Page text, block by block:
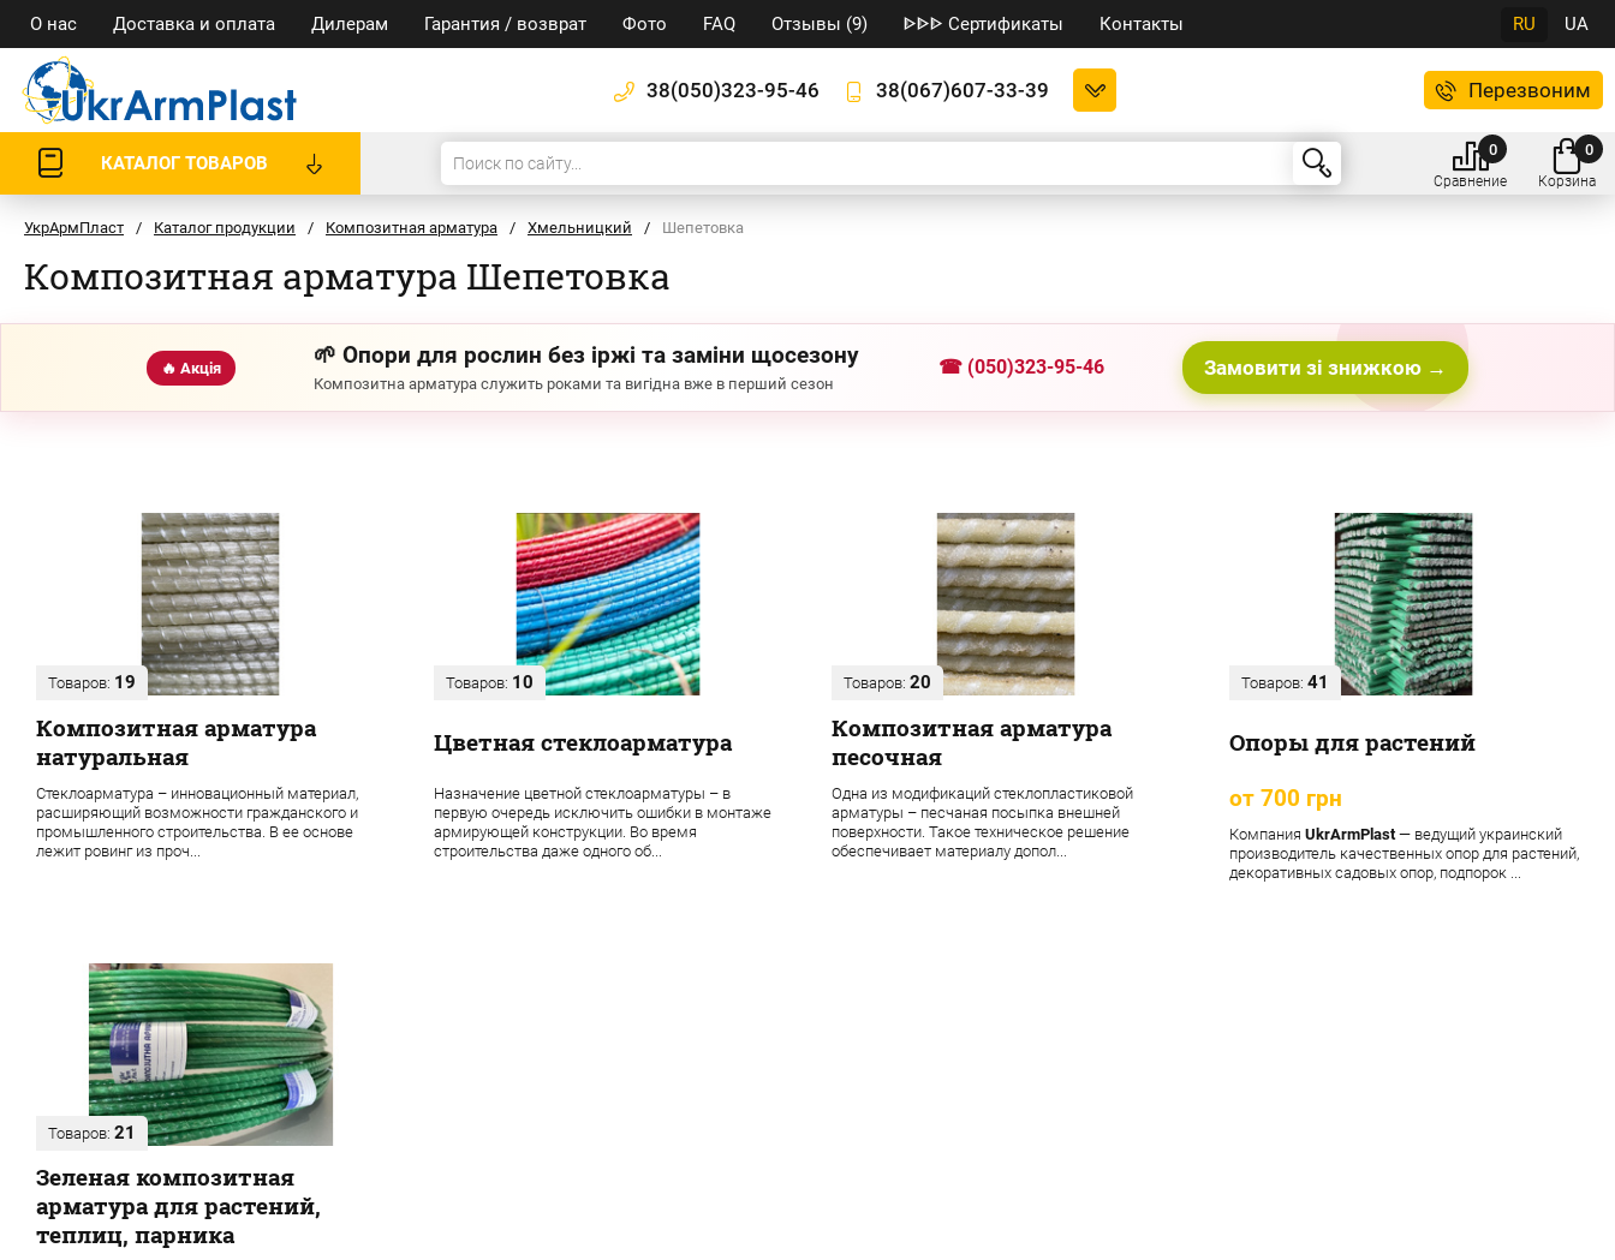
О нас Доставка и оплата Дилерам Гарантия / возврат Фото FAQ Отзывы (9) ᐈᐈᐈ Сертификаты Контакты RU UA
38(050)323-95-46 38(067)607-33-39 Перезвоним
КАТАЛОГ ТОВАРОВ
Сравнение
0
Корзина
0
УкрАрмПласт / Каталог продукции / Композитная арматура / Хмельницкий / Шепетовка
Композитная арматура Шепетовка
🔥 Акція 🌱 Опори для рослин без іржі та заміни щосезону
Композитна арматура служить роками та вигідна вже в перший сезон
☎ (050)323-95-46 Замовити зі знижкою →
Товаров: 19
Композитная арматура
натуральная
Стеклоарматура – инновационный материал,
расширяющий возможности гражданского и
промышленного строительства. В ее основе
лежит ровинг из проч...
Товаров: 10
Цветная стеклоарматура
Назначение цветной стеклоарматуры – в
первую очередь исключить ошибки в монтаже
армирующей конструкции. Во время
строительства даже одного об...
Товаров: 20
Композитная арматура
песочная
Одна из модификаций стеклопластиковой
арматуры – песчаная посыпка внешней
поверхности. Такое техническое решение
обеспечивает материалу допол...
Товаров: 41
Опоры для растений
от 700 грн
Компания UkrArmPlast— ведущий украинский
производитель качественных опор для растений,
декоративных садовых опор, подпорок ...
Товаров: 21
Зеленая композитная
арматура для растений,
теплиц, парника